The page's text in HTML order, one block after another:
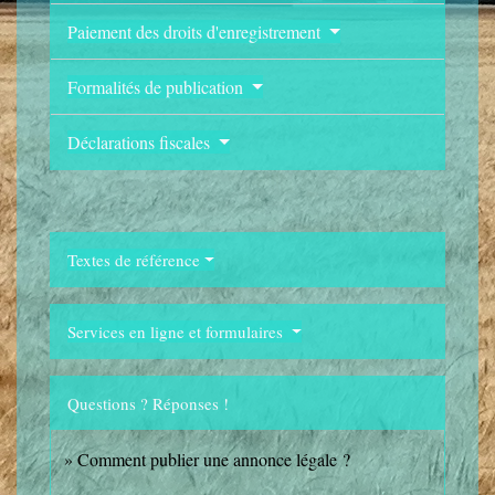
Paiement des droits d'enregistrement
Formalités de publication
Déclarations fiscales
Textes de référence
Services en ligne et formulaires
Questions ? Réponses !
Comment publier une annonce légale ?